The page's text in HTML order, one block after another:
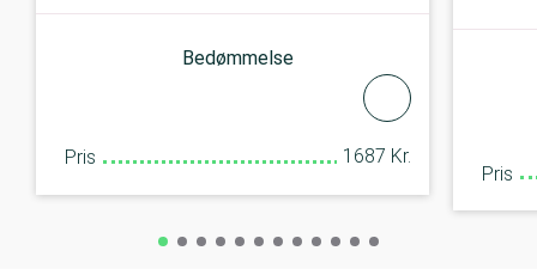
Bedømmelse
Pris 1687 Kr.
Pris